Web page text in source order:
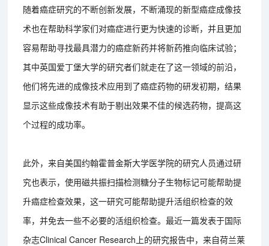
随着癌症研究的不断创新发展，不断涌现的新型癌症成像技
术也在帮助科学家们对癌症进行更为快速的诊断，并且更加
容易帮助寻找最具潜力的癌症新药并将新药推向临床试验；
其中英国爱丁堡大学的研究者们就走在了这一领域的前沿，
他们将先进的成像技术应用到了癌症药物的研发初期，结果
显示这些成像技术有助于剔出效果不佳的候选药物，提高这
个过程的成功率。
此外，来自美国约翰霍普金斯大学医学院的研究人员通过研
究也表示，使用磁共振扫描检测糖分子生物标记可能帮助提
升癌症检查效果，这一研究可能帮助提升活组织检查的效
率，并免去一些不必要的活组织检查。最近一篇发表于国际
杂志Clinical Cancer Research上的研究报告中，来自荷兰莱